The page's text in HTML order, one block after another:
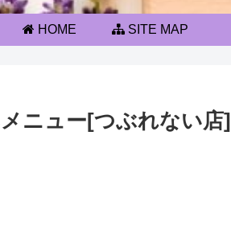
HOME SITE MAP
ニュー[つぶれない店]